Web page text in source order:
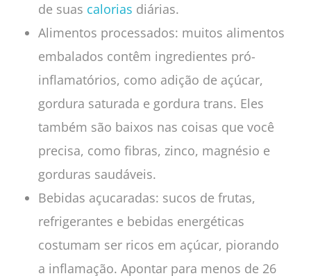
de suas calorias diárias.
Alimentos processados: muitos alimentos
embalados contêm ingredientes pró-
inflamatórios, como adição de açúcar,
gordura saturada e gordura trans. Eles
também são baixos nas coisas que você
precisa, como fibras, zinco, magnésio e
gorduras saudáveis.
Bebidas açucaradas: sucos de frutas,
refrigerantes e bebidas energéticas
costumam ser ricos em açúcar, piorando
a inflamação. Apontar para menos de 26